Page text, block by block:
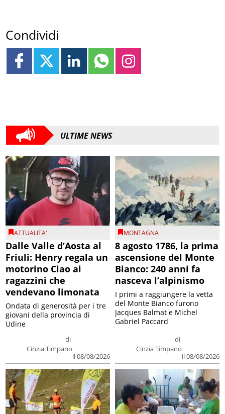
Condividi
ULTIME NEWS
ATTUALITA'
Dalle Valle d’Aosta al
Friuli: Henry regala un
motorino Ciao ai
ragazzini che
vendevano limonata
di
Cinzia Timpano
il 08/08/2026
Ondata di generosità per i tre
giovani della provincia di
Udine
MONTAGNA
8 agosto 1786, la prima
ascensione del Monte
Bianco: 240 anni fa
nasceva l’alpinismo
di
Cinzia Timpano
il 08/08/2026
I primi a raggiungere la vetta
del Monte Bianco furono
Jacques Balmat e Michel
Gabriel Paccard